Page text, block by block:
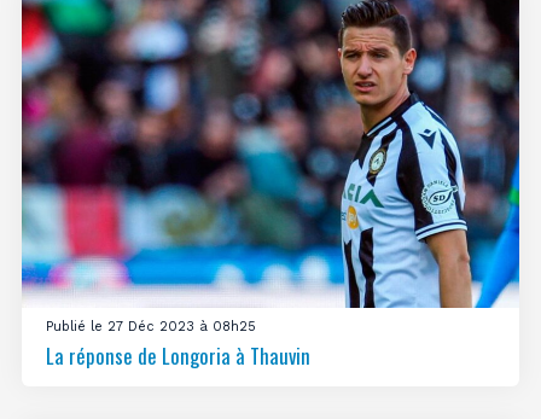
Publié le 27 Déc 2023 à 08h25
La réponse de Longoria à Thauvin